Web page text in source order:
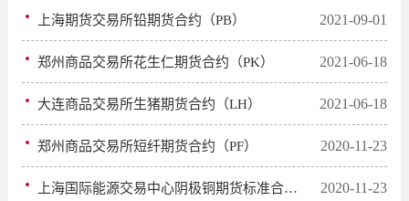
上海期货交易所铅期货合约（PB） 2021-09-01
郑州商品交易所花生仁期货合约（PK） 2021-06-18
大连商品交易所生猪期货合约（LH） 2021-06-18
郑州商品交易所短纤期货合约（PF） 2020-11-23
上海国际能源交易中心阴极铜期货标准合约（BC） 2020-11-23